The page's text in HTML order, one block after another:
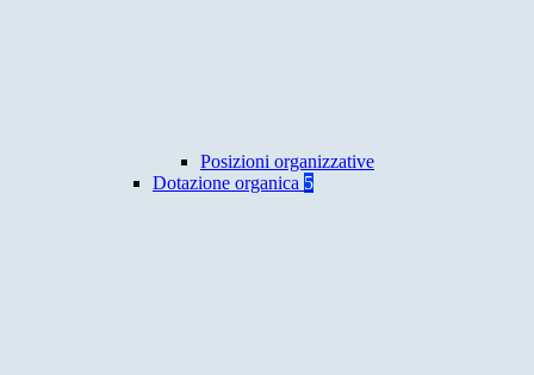
Posizioni organizzative
Dotazione organica 5